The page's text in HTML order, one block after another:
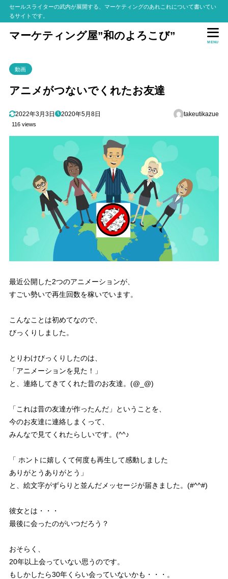
セールスライターの武内が展開する、マーケティングのあれこれについて書いてい
るサイトです。
マーケティング屋”和のよろこび”
MENU
動画
アニメがつないでくれたお友達
2022年3月3日 2020年5月8日 takeutikazue
116 views
最近公開した2つのアニメーションが、
すごい勢いで再生回数を稼いでいます。
こんなことは初めてなので、
びっくりしました。
とりわけびっくりしたのは、
「アニメーションを見た！」
と、連絡してきてくれた昔のお友達。(@_@)
「これは昔の友達が作ったんだ」ということを、
今のお友達に連絡しまくって、
みんなで見てくれたらしいです。(^^♪
「 ホントに嬉しくて何度も再生して感動しました
ありがとうありがとう」
と、絵文字がずらりと並んだメッセージが届きました。(#^^#)
彼女とは・・・
最後に会ったのがいつだろう？
おそらく、
20年以上会っていない思うのです。
もしかしたら30年くらい会っていないかも・・・。